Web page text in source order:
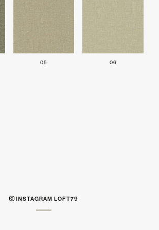
05 06
INSTAGRAM LOFT79